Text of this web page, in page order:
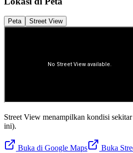
Peta Street View
Street View menampilkan kondisi
ini).
Buka di Google Maps Buka